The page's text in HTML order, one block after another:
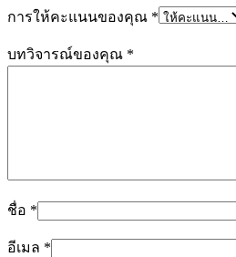
การให้คะแนนของคุณ *
บทวิจารณ์ของคุณ *
ชื่อ *
อีเมล *